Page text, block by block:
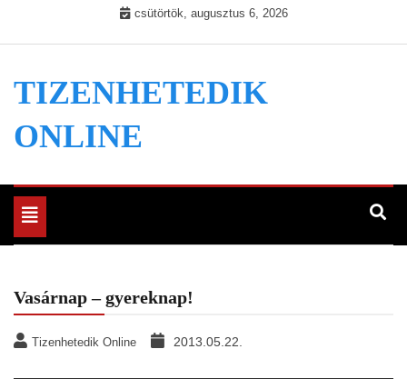
csütörtök, augusztus 6, 2026
TIZENHETEDIK
ONLINE
Toggle
navigation
Vasárnap – gyereknap!
Tizenhetedik Online 2013.05.22.